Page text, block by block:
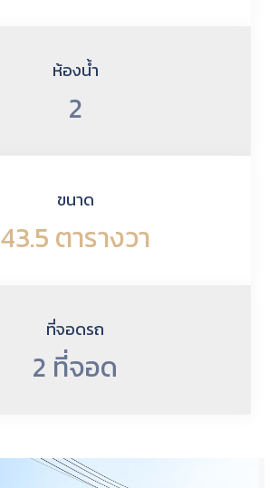
ห้องน้ำ
2
ขนาด
43.5 ตารางวา
ที่จอดรถ
2 ที่จอด